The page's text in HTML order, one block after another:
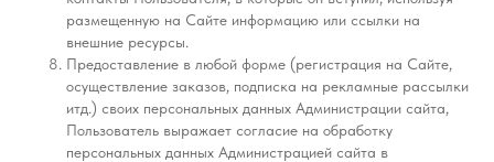
размещенную на Сайте информацию или ссылки на
внешние ресурсы.
Предоставление в любой форме (регистрация на Сайте,
осуществление заказов, подписка на рекламные рассылки
итд.) своих персональных данных Администрации сайта,
Пользователь выражает согласие на обработку
персональных данных Администрацией сайта в